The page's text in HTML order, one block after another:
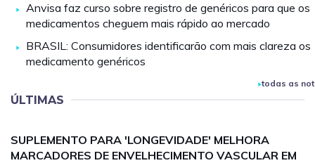
Anvisa faz curso sobre registro de genéricos para que os
medicamentos cheguem mais rápido ao mercado
BRASIL: Consumidores identificarão com mais clareza os
medicamento genéricos
todas as
ÚLTIMAS
SUPLEMENTO PARA 'LONGEVIDADE' MELHORA
MARCADORES DE ENVELHECIMENTO VASCULAR EM